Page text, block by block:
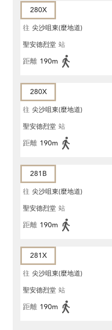
280X
往 尖沙咀東(麼地道)
聖安德烈堂 站
距離 190m
280X
往 尖沙咀東(麼地道)
聖安德烈堂 站
距離 190m
281B
往 尖沙咀東(麼地道)
聖安德烈堂 站
距離 190m
281X
往 尖沙咀東(麼地道)
聖安德烈堂 站
距離 190m